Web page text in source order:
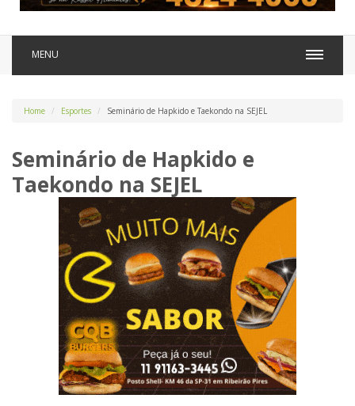
MENU
Home Esportes Seminário de Hapkido e Taekondo na SEJEL
Seminário de Hapkido e
Taekondo na SEJEL